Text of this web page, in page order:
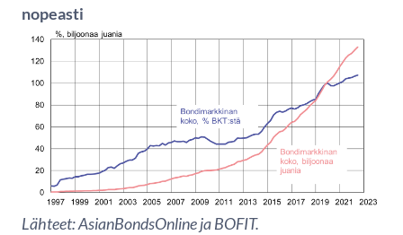
nopeasti
Lähteet: AsianBondsOnline ja BOFIT.